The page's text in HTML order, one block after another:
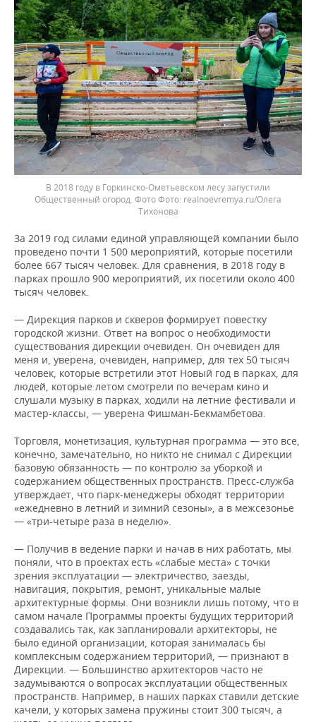
В 2018 году в Горкинско-Ометьевском лесу запустили
Общественный огород. Фото
realnoevremya.ru/Олега
Тихонова
За 2019 год силами единой управляющей компании было
проведено почти 1 500 мероприятий, которые посетили
более 667 тысяч человек. Для сравнения, в 2018 году в
парках прошло 900 мероприятий, их посетили около 400
тысяч человек.
— Дирекция парков и скверов формирует повестку
городской жизни. Ответ на вопрос о необходимости
существования дирекции очевиден. Он очевиден для
меня и, уверена, очевиден, например, для тех 50 тысяч
человек, которые встретили этот Новый год в парках, для
людей, которые летом смотрели по вечерам кино и
слушали музыку в парках, ходили на летние фестивали и
мастер-классы, — уверена Фишман-Бекмамбетова.
Торговля, монетизация, культурная программа — это все,
конечно, замечательно, но никто не снимал с Дирекции
базовую обязанность — по контролю за уборкой и
содержанием общественных пространств. Пресс-служба
утверждает, что парк-менеджеры обходят территории
«ежедневно в летний и зимний сезоны», а в межсезонье
— «три-четыре раза в неделю».
— Получив в ведение парки и начав в них работать, мы
поняли, что в проектах есть «слабые места» с точки
зрения эксплуатации — электричество, заезды,
навигация, покрытия, ремонт, уникальные малые
архитектурные формы. Они возникли лишь потому, что в
самом начале Программы проекты будущих территорий
создавались так, как запланировали архитекторы, не
было единой организации, которая занималась бы
комплексным содержанием территорий, — признают в
Дирекции. — Большинство архитекторов часто не
задумываются о вопросах эксплуатации общественных
пространств. Например, в наших парках ставили детские
качели, у которых замена пружины стоит 300 тысяч, а